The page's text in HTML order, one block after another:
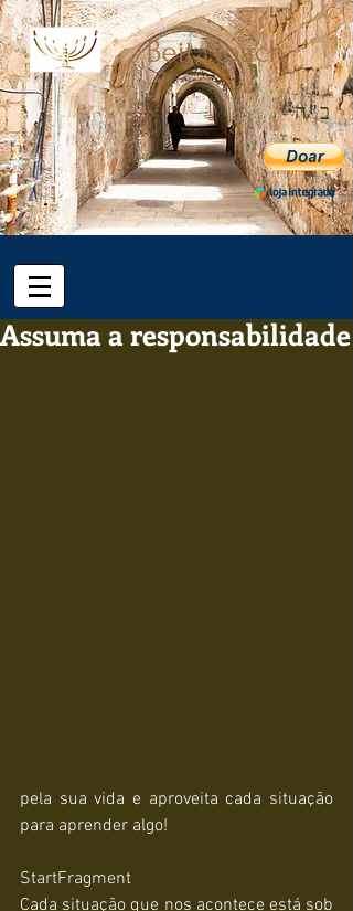
ב"ה
Assuma a responsabilidade
pela sua vida e aproveita cada situação
para aprender algo!
StartFragment
Cada situação que nos acontece está sob